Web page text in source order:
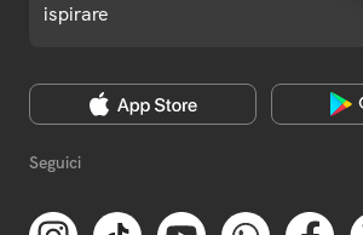
ispirare
Seguici